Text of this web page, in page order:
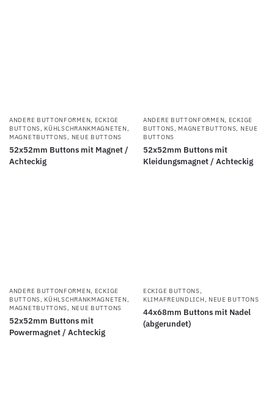
ANDERE BUTTONFORMEN, ECKIGE
BUTTONS, KÜHLSCHRANKMAGNETEN,
MAGNETBUTTONS, NEUE BUTTONS
52x52mm Buttons mit Magnet /
Achteckig
ANDERE BUTTONFORMEN, ECKIGE
BUTTONS, MAGNETBUTTONS, NEUE
BUTTONS
52x52mm Buttons mit
Kleidungsmagnet / Achteckig
ANDERE BUTTONFORMEN, ECKIGE
BUTTONS, KÜHLSCHRANKMAGNETEN,
MAGNETBUTTONS, NEUE BUTTONS
52x52mm Buttons mit
Powermagnet / Achteckig
ECKIGE BUTTONS,
KLIMAFREUNDLICH, NEUE BUTTONS
44x68mm Buttons mit Nadel
(abgerundet)